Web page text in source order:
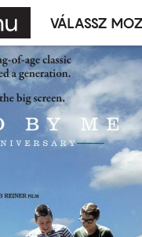
menü
VÁLASSZ